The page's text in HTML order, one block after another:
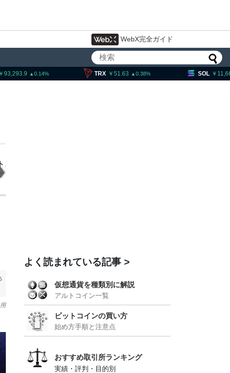
WebX完全ガイド
TRX 0.38 SOL 11,668.3 1.06
コイン・イーサリアム・
「弱気相場の最終段階に典型
よく読まれている記事
仮想通貨を種類別に解説
アルトコイン一覧
ビットコインの買い方
始め方手順と注意点
おすすめ取引所ランキング
実績・評判・目的別